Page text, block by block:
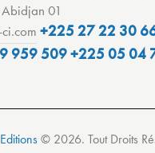
01
+225 27 22 30
959 509+225 05 04
© 2026. Tout Droits